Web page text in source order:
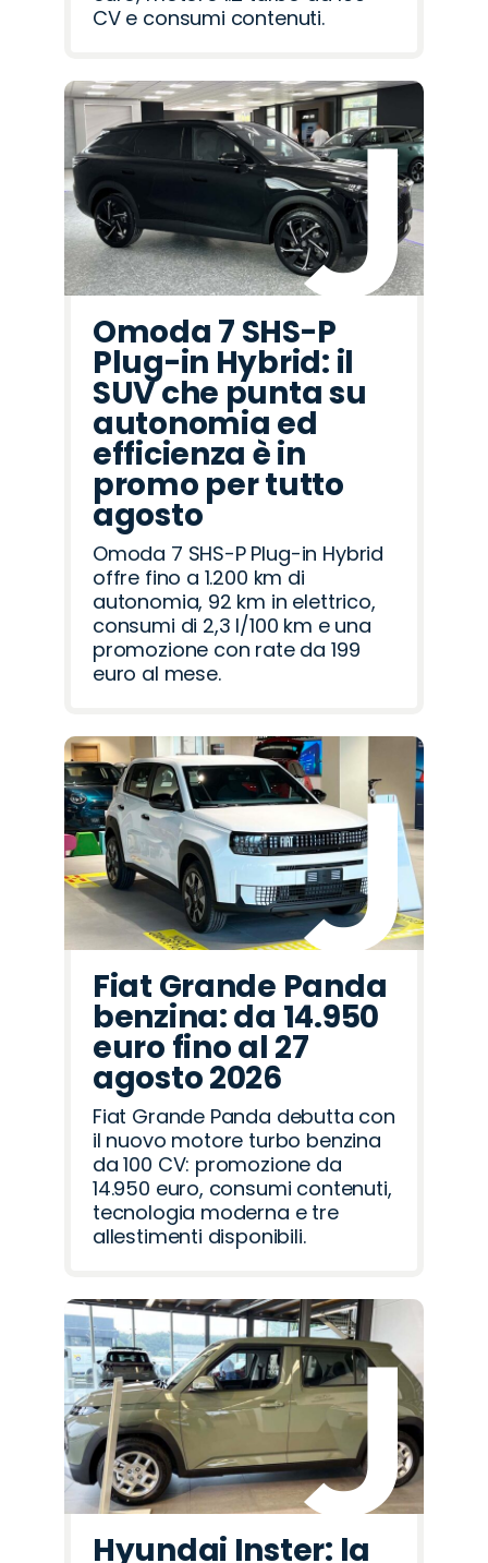
CV e consumi contenuti.
Omoda 7 SHS-P
Plug-in Hybrid: il
SUV che punta su
autonomia ed
efficienza è in
promo per tutto
agosto
Omoda 7 SHS-P Plug-in Hybrid
offre fino a 1.200 km di
autonomia, 92 km in elettrico,
consumi di 2,3 l/100 km e una
promozione con rate da 199
euro al mese.
Fiat Grande Panda
benzina: da 14.950
euro fino al 27
agosto 2026
Fiat Grande Panda debutta con
il nuovo motore turbo benzina
da 100 CV: promozione da
14.950 euro, consumi contenuti,
tecnologia moderna e tre
allestimenti disponibili.
Hyundai Inster: la